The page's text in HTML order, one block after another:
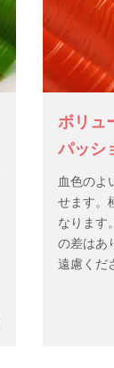
ボリュ
パッシ
血色のよ
せます。
なります
の差はあ
遠慮くだ